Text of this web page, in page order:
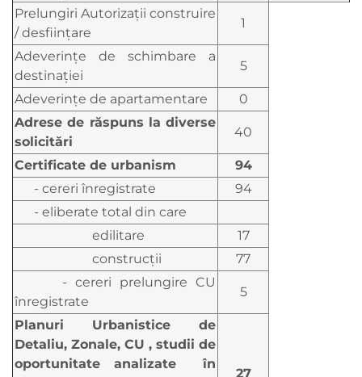
Prelungiri Autorizații construire
/ desființare
1
Adeverințe de schimbare a
destinației
5
Adeverințe de apartamentare
0
Adrese de răspuns la diverse
solicitări
40
Certificate de urbanism
94
- cereri înregistrate
94
- eliberate total din care
edilitare
17
construcţii
77
- cereri prelungire CU
înregistrate
5
Planuri Urbanistice de
Detaliu, Zonale, CU , studii de
oportunitate analizate în
27